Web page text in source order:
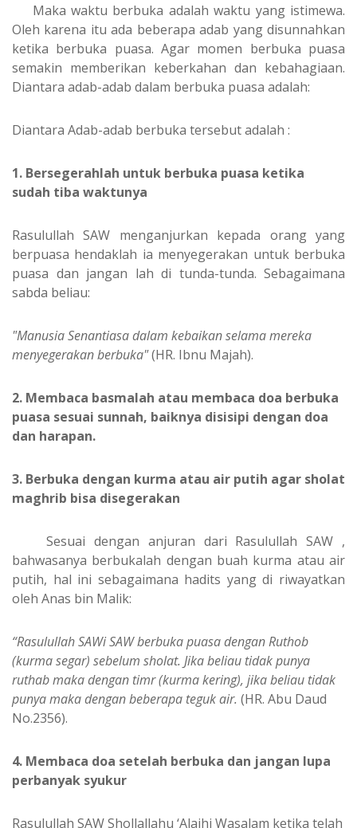
Maka waktu berbuka adalah waktu yang istimewa.
Oleh karena itu ada beberapa adab yang disunnahkan
ketika berbuka puasa. Agar momen berbuka puasa
semakin memberikan keberkahan dan kebahagiaan.
Diantara adab-adab dalam berbuka puasa adalah:
Diantara Adab-adab berbuka tersebut adalah :
1. Bersegerahlah untuk berbuka puasa ketika
sudah tiba waktunya
Rasulullah SAW menganjurkan kepada orang yang
berpuasa hendaklah ia menyegerakan untuk berbuka
puasa dan jangan lah di tunda-tunda. Sebagaimana
sabda beliau:
"Manusia Senantiasa dalam kebaikan selama mereka
menyegerakan berbuka"(HR. Ibnu Majah).
2. Membaca basmalah atau membaca doa berbuka
puasa sesuai sunnah, baiknya disisipi dengan doa
dan harapan.
3. Berbuka dengan kurma atau air putih agar sholat
maghrib bisa disegerakan
Sesuai dengan anjuran dari Rasulullah SAW ,
bahwasanya berbukalah dengan buah kurma atau air
putih, hal ini sebagaimana hadits yang di riwayatkan
oleh Anas bin Malik:
“Rasulullah SAWi SAW berbuka puasa dengan Ruthob
(kurma segar) sebelum sholat. Jika beliau tidak punya
ruthab maka dengan timr (kurma kering), jika beliau tidak
punya maka dengan beberapa teguk air. (HR. Abu Daud
No.2356).
4. Membaca doa setelah berbuka dan jangan lupa
perbanyak syukur
Rasulullah SAW Shollallahu ‘Alaihi Wasalam ketika telah